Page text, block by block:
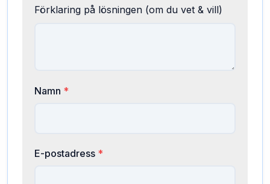
Förklaring på lösningen (om du vet & vill)
Namn *
E-postadress *